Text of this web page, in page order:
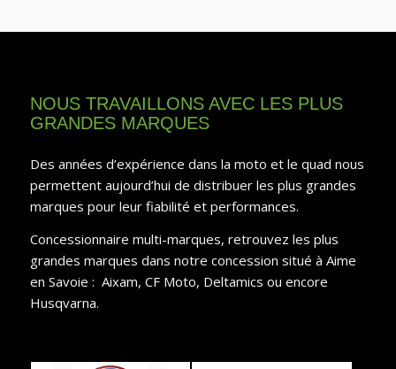
NOUS TRAVAILLONS AVEC LES PLUS
GRANDES MARQUES
Des années d’expérience dans la moto et le quad nous
permettent aujourd’hui de distribuer les plus grandes
marques pour leur fiabilité et performances.
Concessionnaire multi-marques, retrouvez les plus
grandes marques dans notre concession situé à Aime
en Savoie : Aixam, CF Moto, Deltamics ou encore
Husqvarna.